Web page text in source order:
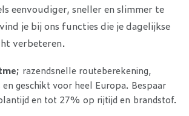
eenvoudiger, sneller en slimmer te
je bij ons functies die je dagelijkse
verbeteren.
razendsnelle routeberekening,
geschikt voor heel Europa. Bespaar
en tot 27% op rijtijd en brandstof.